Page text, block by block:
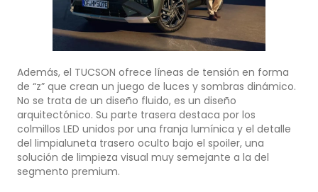
Además, el TUCSON ofrece líneas de tensión en forma
de “z” que crean un juego de luces y sombras dinámico.
No se trata de un diseño fluido, es un diseño
arquitectónico. Su parte trasera destaca por los
colmillos LED unidos por una franja lumínica y el detalle
del limpialuneta trasero oculto bajo el spoiler, una
solución de limpieza visual muy semejante a la del
segmento premium.